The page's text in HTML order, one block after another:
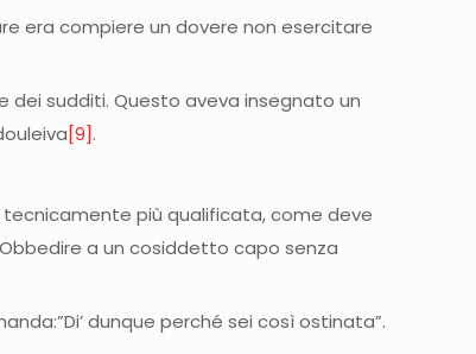
era compiere un dovere non esercitare
dei sudditi. Questo aveva insegnato un
[9].
tecnicamente più qualificata, come deve
a un cosiddetto capo senza
dunque perché sei così ostinata”.